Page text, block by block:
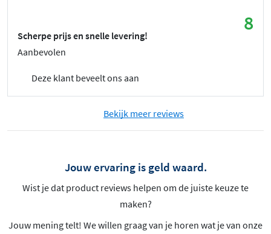
8
Scherpe prijs en snelle levering!
Aanbevolen
Deze klant beveelt ons aan
Bekijk meer reviews
Jouw ervaring is geld waard.
Wist je dat product reviews helpen om de juiste keuze te
maken?
Jouw mening telt! We willen graag van je horen wat je van onze